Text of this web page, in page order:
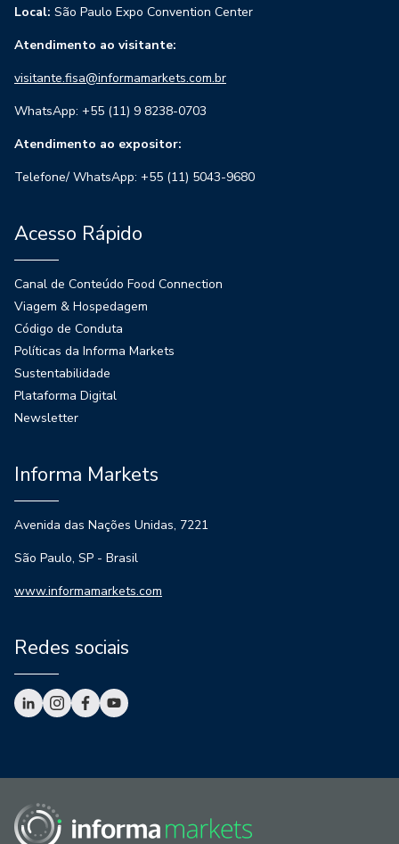
Local: São Paulo Expo Convention Center
Atendimento ao visitante:
visitante.fisa@informamarkets.com.br
WhatsApp: +55 (11) 9 8238-0703
Atendimento ao expositor:
Telefone/ WhatsApp: +55 (11) 5043-9680
Acesso Rápido
Canal de Conteúdo Food Connection
Viagem & Hospedagem
Código de Conduta
Políticas da Informa Markets
Sustentabilidade
Plataforma Digital
Newsletter
Informa Markets
Avenida das Nações Unidas, 7221
São Paulo, SP - Brasil
www.informamarkets.com
Redes sociais